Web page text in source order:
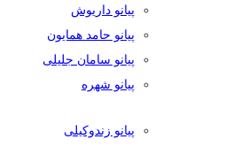
پیانو داریوش
پیانو حامد همایون
پیانو سامان جلیلی
پیانو شهره
پیانو زندوکیلی